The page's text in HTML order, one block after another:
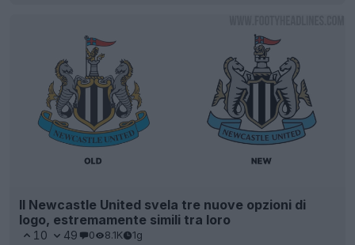
Il Newcastle United svela tre nuove opzioni di
logo, estremamente simili tra loro
10 49 0 8.1K 1g